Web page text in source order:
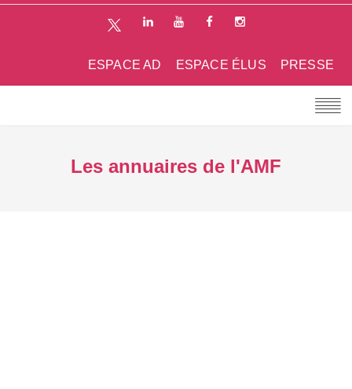
PRESSE
ESPACE ÉLUS
ESPACE AD
Les annuaires de l'AMF